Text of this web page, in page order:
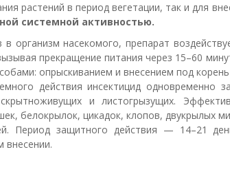
растений в период вегетации, так и для
системной активностью.
в организм насекомого, препарат
прекращение питания через 15–60
опрыскиванием и внесением под
действия инсектицид
и листогрызущих.
белокрылок, цикадок, клопов, двукрылых
Период защитного действия — 14–21
внесении.